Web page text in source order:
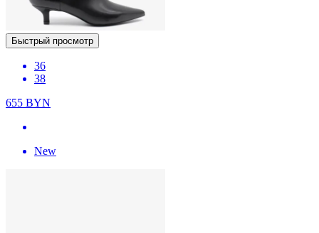
Быстрый просмотр
36
38
655 BYN
New